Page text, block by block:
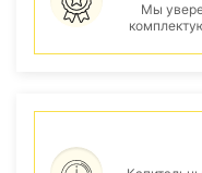
Мы